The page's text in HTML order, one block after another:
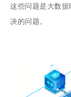
这些问题是大数
决的问题。